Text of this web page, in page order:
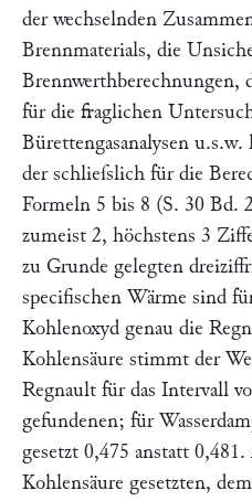
der wechselnden
Brennmaterials, die
Brennwerthberechnungen,
für die fraglichen
Bürettengasanalysen
der schlieſslich für die
Formeln 5 bis 8 (S. 30 Bd.
zumeist 2, höchstens 3
zu Grunde gelegten
specifischen Wärme sind
Kohlenoxyd genau die
Kohlensäure stimmt der
Regnault für das Intervall
gefundenen; für
gesetzt 0,475 anstatt
Kohlensäure gesetzten,